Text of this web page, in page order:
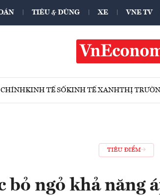
TIÊU & DÙNG XE VNE TV
KINH TẾ SỐKINH TẾ XANHTHỊ
TIÊU ĐIỂM
bỏ ngỏ khả năng